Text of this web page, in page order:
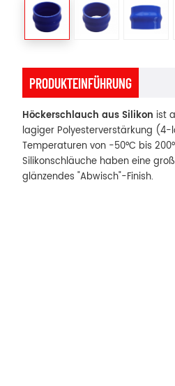
PRODUKTEINFÜHRUNG
Höckerschlauch aus Silikon ist
lagiger Polyesterverstärkung
Temperaturen von -50°C bis
Silikonschläuche haben eine
glänzendes "Abwisch"-Finish.